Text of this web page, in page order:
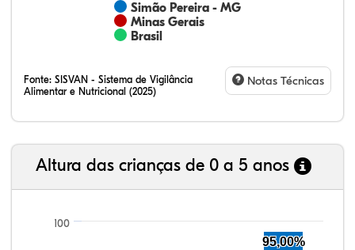
Simão Pereira - MG
Minas Gerais
Brasil
Fonte: SISVAN - Sistema de Vigilância
Alimentar e Nutricional (2025)
Notas Técnicas
Altura das crianças de 0 a 5 anos
100
95,00%